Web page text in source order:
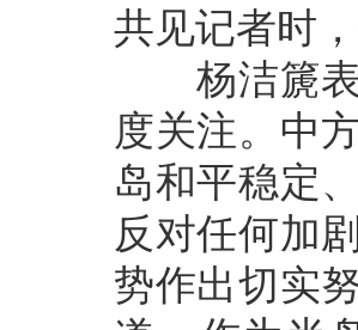
共见记者时
杨洁篪表
度关注。中
岛和平稳定
反对任何加
势作出切实